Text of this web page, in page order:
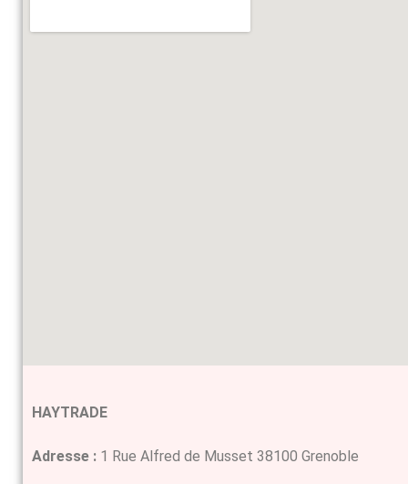
HAYTRADE
Adresse : 1 Rue Alfred de Musset 38100 Grenoble